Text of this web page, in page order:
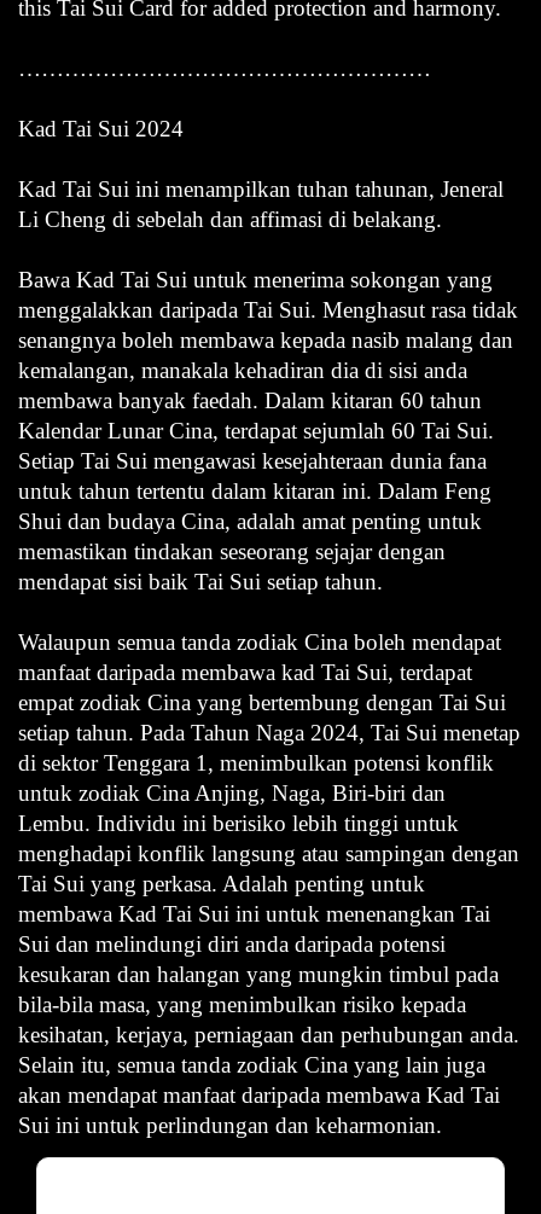
this Tai Sui Card for added protection and harmony.
………………………………………………
Kad Tai Sui 2024
Kad Tai Sui ini menampilkan tuhan tahunan, Jeneral
Li Cheng di sebelah dan affimasi di belakang.
Bawa Kad Tai Sui untuk menerima sokongan yang
menggalakkan daripada Tai Sui. Menghasut rasa tidak
senangnya boleh membawa kepada nasib malang dan
kemalangan, manakala kehadiran dia di sisi anda
membawa banyak faedah. Dalam kitaran 60 tahun
Kalendar Lunar Cina, terdapat sejumlah 60 Tai Sui.
Setiap Tai Sui mengawasi kesejahteraan dunia fana
untuk tahun tertentu dalam kitaran ini. Dalam Feng
Shui dan budaya Cina, adalah amat penting untuk
memastikan tindakan seseorang sejajar dengan
mendapat sisi baik Tai Sui setiap tahun.
Walaupun semua tanda zodiak Cina boleh mendapat
manfaat daripada membawa kad Tai Sui, terdapat
empat zodiak Cina yang bertembung dengan Tai Sui
setiap tahun. Pada Tahun Naga 2024, Tai Sui menetap
di sektor Tenggara 1, menimbulkan potensi konflik
untuk zodiak Cina Anjing, Naga, Biri-biri dan
Lembu. Individu ini berisiko lebih tinggi untuk
menghadapi konflik langsung atau sampingan dengan
Tai Sui yang perkasa. Adalah penting untuk
membawa Kad Tai Sui ini untuk menenangkan Tai
Sui dan melindungi diri anda daripada potensi
kesukaran dan halangan yang mungkin timbul pada
bila-bila masa, yang menimbulkan risiko kepada
kesihatan, kerjaya, perniagaan dan perhubungan anda.
Selain itu, semua tanda zodiak Cina yang lain juga
akan mendapat manfaat daripada membawa Kad Tai
Sui ini untuk perlindungan dan keharmonian.